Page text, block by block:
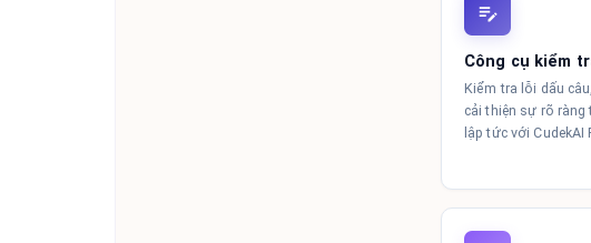
Công cụ kiểm
Kiểm tra lỗi dấu
cải thiện sự rõ ràng
lập tức với CudekAI